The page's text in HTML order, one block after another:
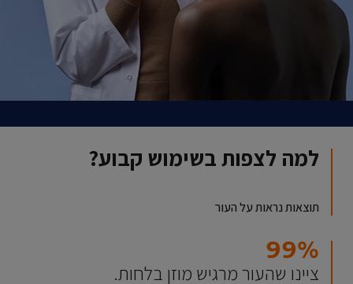
למה לצפות בשימוש קבוע?
תוצאות נראות על העור
99%
ציינו שהעור מרגיש מוזן בלחות.